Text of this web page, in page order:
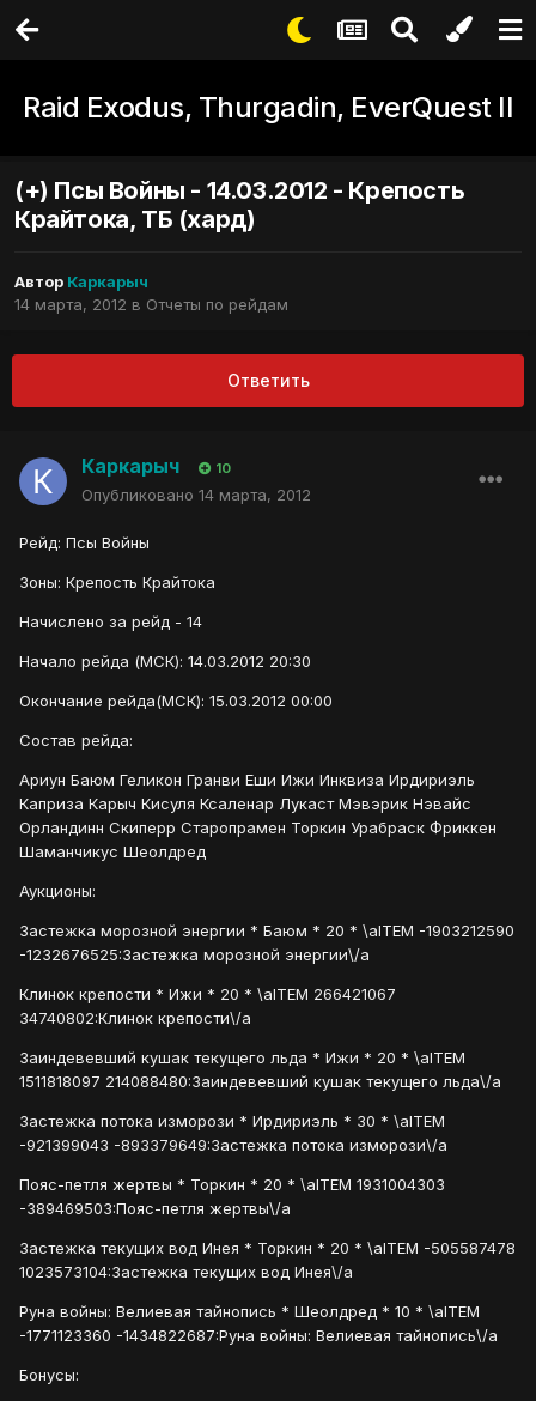
Raid Exodus, Thurgadin, EverQuest II
(+) Псы Войны - 14.03.2012 - Крепость
Крайтока, ТБ (хард)
Автор Каркарыч
14 марта, 2012 в Отчеты по рейдам
Ответить
Каркарыч 10
Опубликовано 14 марта, 2012
Рейд: Псы Войны
Зоны: Крепость Крайтока
Начислено за рейд - 14
Начало рейда (МСК): 14.03.2012 20:30
Окончание рейда(МСК): 15.03.2012 00:00
Состав рейда:
Ариун Баюм Геликон Гранви Еши Ижи Инквиза Ирдириэль
Каприза Карыч Кисуля Ксаленар Лукаст Мэвэрик Нэвайс
Орландинн Скиперр Старопрамен Торкин Урабраск Фриккен
Шаманчикус Шеолдред
Аукционы:
Застежка морозной энергии * Баюм * 20 * \aITEM -1903212590
-1232676525:Застежка морозной энергии\/a
Клинок крепости * Ижи * 20 * \aITEM 266421067
34740802:Клинок крепости\/a
Заиндевевший кушак текущего льда * Ижи * 20 * \aITEM
1511818097 214088480:Заиндевевший кушак текущего льда\/a
Застежка потока изморози * Ирдириэль * 30 * \aITEM
-921399043 -893379649:Застежка потока изморози\/a
Пояс-петля жертвы * Торкин * 20 * \aITEM 1931004303
-389469503:Пояс-петля жертвы\/a
Застежка текущих вод Инея * Торкин * 20 * \aITEM -505587478
1023573104:Застежка текущих вод Инея\/a
Руна войны: Велиевая тайнопись * Шеолдред * 10 * \aITEM
-1771123360 -1434822687:Руна войны: Велиевая тайнопись\/a
Бонусы: